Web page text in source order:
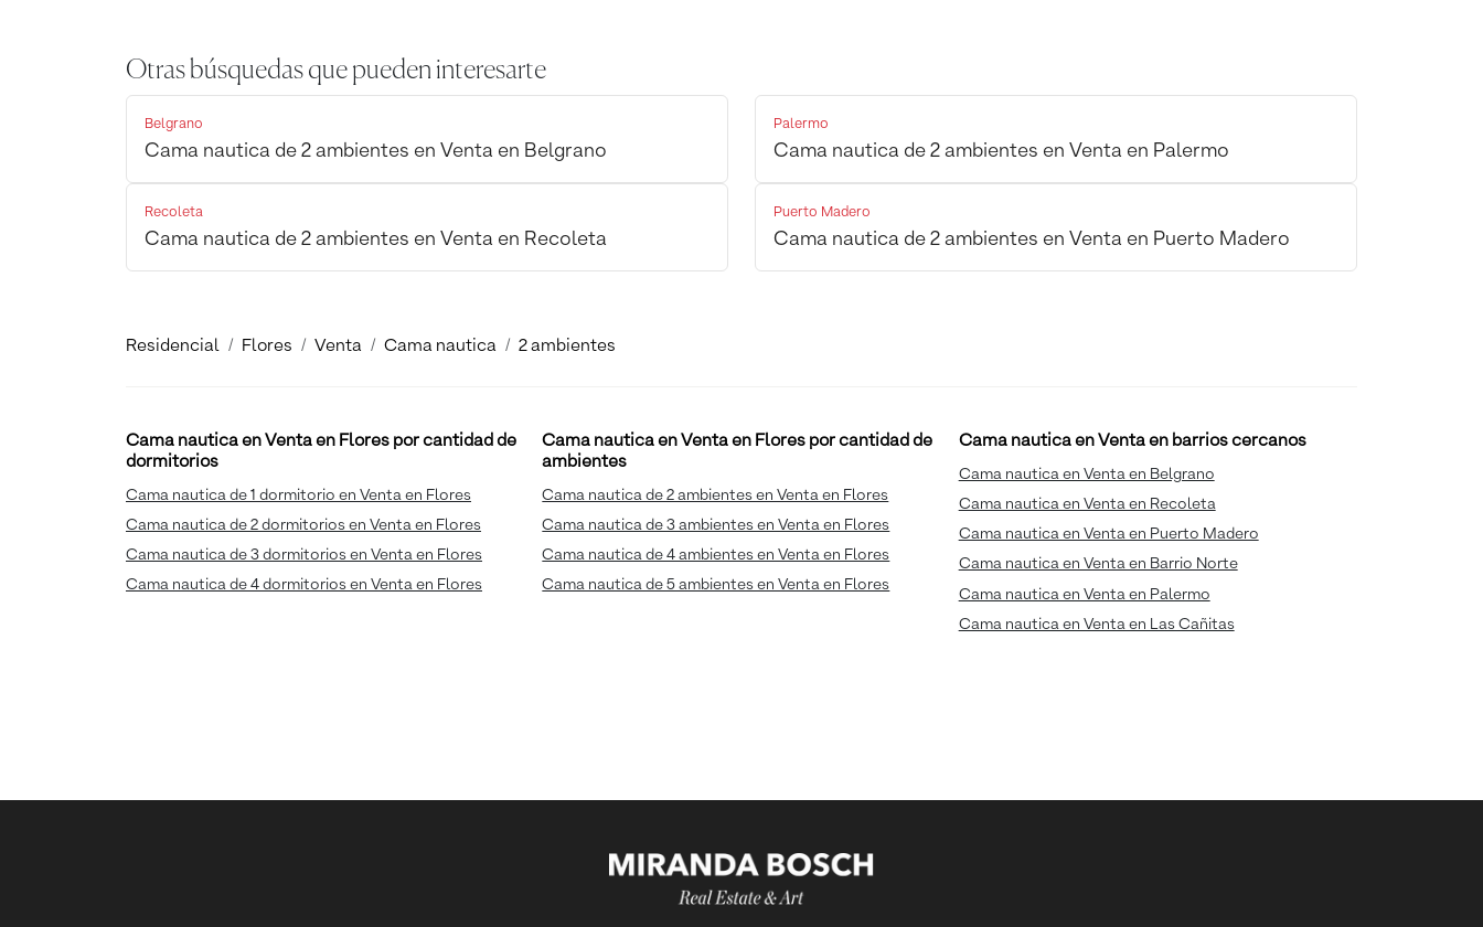
Otras búsquedas que pueden interesarte
Belgrano
Cama nautica de 2 ambientes en Venta en Belgrano
Palermo
Cama nautica de 2 ambientes en Venta en Palermo
Recoleta
Cama nautica de 2 ambientes en Venta en Recoleta
Puerto Madero
Cama nautica de 2 ambientes en Venta en Puerto Madero
Residencial Flores Venta Cama nautica 2 ambientes
Cama nautica en Venta en Flores por cantidad de
dormitorios
Cama nautica de 1 dormitorio en Venta en Flores
Cama nautica de 2 dormitorios en Venta en Flores
Cama nautica de 3 dormitorios en Venta en Flores
Cama nautica de 4 dormitorios en Venta en Flores
Cama nautica en Venta en Flores por cantidad de
ambientes
Cama nautica de 2 ambientes en Venta en Flores
Cama nautica de 3 ambientes en Venta en Flores
Cama nautica de 4 ambientes en Venta en Flores
Cama nautica de 5 ambientes en Venta en Flores
Cama nautica en Venta en barrios cercanos
Cama nautica en Venta en Belgrano
Cama nautica en Venta en Recoleta
Cama nautica en Venta en Puerto Madero
Cama nautica en Venta en Barrio Norte
Cama nautica en Venta en Palermo
Cama nautica en Venta en Las Cañitas